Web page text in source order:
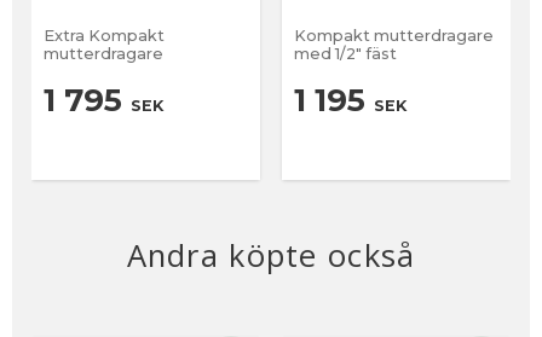
Extra Kompakt
mutterdragare
1 795 SEK
Kompakt mutterdragare
med 1/2" fäst
1 195 SEK
Andra köpte också